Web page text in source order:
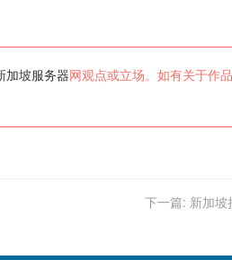
加坡服务器 网观点或立场。如有关于作
下一篇: 新加坡